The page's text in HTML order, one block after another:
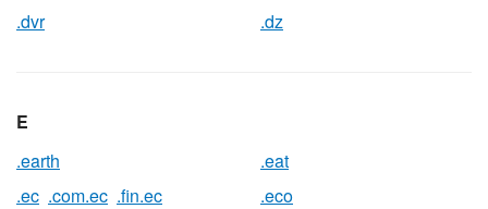
.dvr
.dz
E
.earth
.eat
.ec .com.ec .fin.ec
.eco